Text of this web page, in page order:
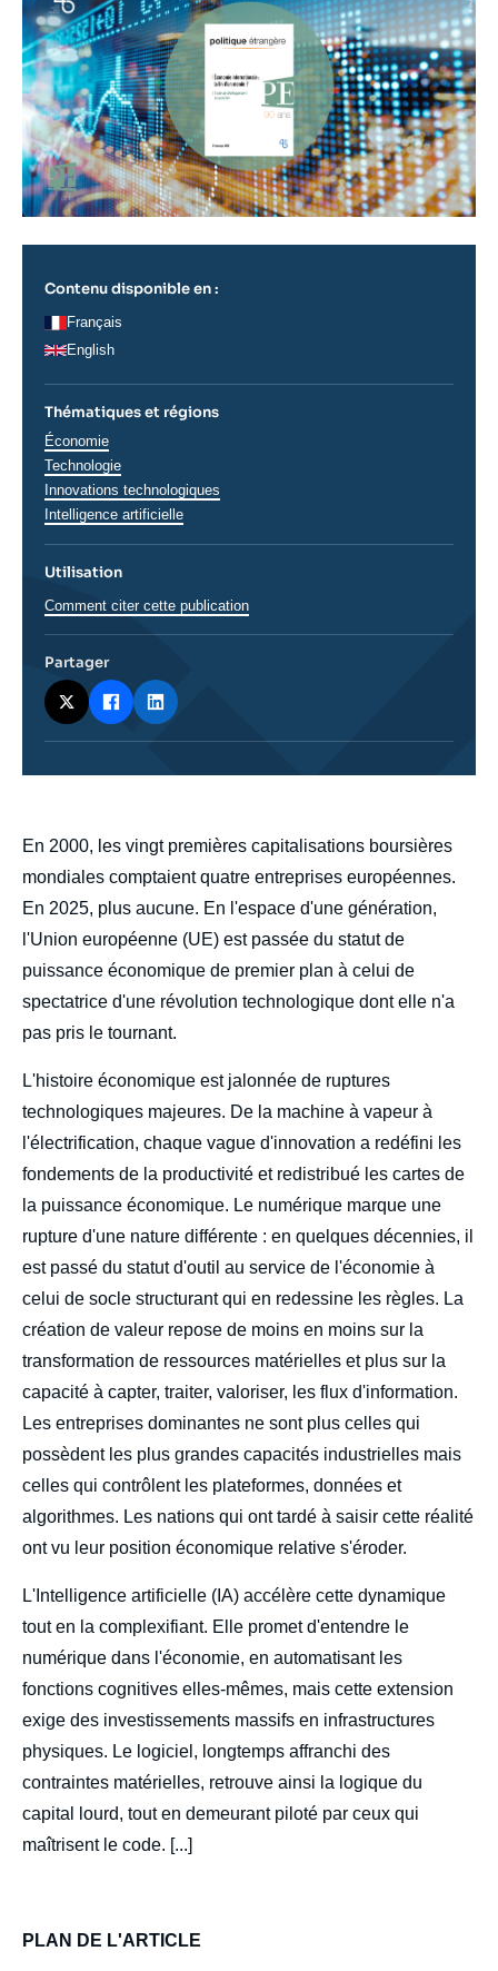
body
En 2000, les vingt premières capitalisations boursières
mondiales comptaient quatre entreprises européennes.
En 2025, plus aucune. En l'espace d'une génération,
l'Union européenne (UE) est passée du statut de
puissance économique de premier plan à celui de
spectatrice d'une révolution technologique dont elle n'a
pas pris le tournant.
L'histoire économique est jalonnée de ruptures
technologiques majeures. De la machine à vapeur à
l'électrification, chaque vague d'innovation a redéfini les
fondements de la productivité et redistribué les cartes de
la puissance économique. Le numérique marque une
rupture d'une nature différente : en quelques décennies, il
est passé du statut d'outil au service de l'économie à
celui de socle structurant qui en redessine les règles. La
création de valeur repose de moins en moins sur la
transformation de ressources matérielles et plus sur la
capacité à capter, traiter, valoriser, les flux d'information.
Les entreprises dominantes ne sont plus celles qui
possèdent les plus grandes capacités industrielles mais
celles qui contrôlent les plateformes, données et
algorithmes. Les nations qui ont tardé à saisir cette réalité
ont vu leur position économique relative s'éroder.
L'Intelligence artificielle (IA) accélère cette dynamique
tout en la complexifiant. Elle promet d'entendre le
numérique dans l'économie, en automatisant les
fonctions cognitives elles-mêmes, mais cette extension
exige des investissements massifs en infrastructures
physiques. Le logiciel, longtemps affranchi des
contraintes matérielles, retrouve ainsi la logique du
capital lourd, tout en demeurant piloté par ceux qui
maîtrisent le code. [...]
PLAN DE L'ARTICLE
Contenu disponible en :
Français
English
Thématiques et régions
Thématiques
analyses
Économie
Technologie
Innovations technologiques
Intelligence artificielle
Utilisation
Comment citer cette publication
Partager